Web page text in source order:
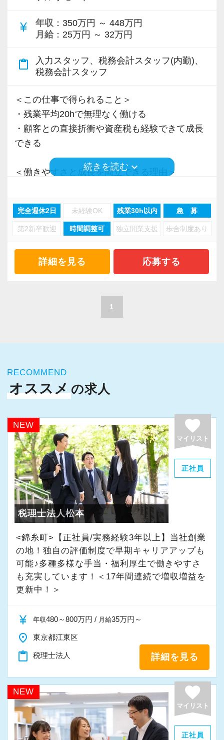
Q. 当事務所を選んだ理由は？
A. 幅広い業務を経験できる点に魅力を感じ、入
所を決めました。
A. さまざまな業務を任せてもらえるので、以前
より成長スピードが上がったと感じています。
Q. 職場の雰囲気は？
A. 上司や先輩に相談しやすく、風通しの良い職
場だと感じています。
・税務経験を活かして成長したい方
・キャリアアップ志向のある方
・顧客対応や提案業務に挑戦したい方
・資産税など専門性を高めたい方
・納得後に選考へ進めます
・入社時期は柔軟に対応
・半年～1年の調整も可能
まずはカジュアル面談からでも歓迎です
「応募する」からお気軽にご連絡ください。
currency_yen 年収 ：350万円 ～ 448万円
月給 ：25万円 ～ 32万円
content_paste
入力スタッフ、税務会計スタッフ(内勤)、
税務会計スタッフ
＜この仕事で得られること＞
・残業平均20hで無理なく働ける
・顧客との直接折衝や資産税も経験できて成長
できる
＜働きやすさと成長を両立できる理由＞
・分業体制で業務負担を軽減
・顧客対応や提案業務に集中可能
・資産税や相続など専門性の高い案件あり
・経験値が自然と積み上がる環境
・年間休日125日以上
・全席デュアルモニタ完備
・クライアント2500社以上
・9割が紹介の安定基盤
・一般企業～医療・学校法人まで対応
・個人～大企業まで幅広く経験可能
・税務顧問＋資産税に関与
・相続／事業承継／M&Aにも対応
＜成長中の税理士法人＞
・全国14拠点で事業展開
・従業員240名以上に拡大
・会計・税務・財務・労務まで対応
・専門家が在籍しワンストップ支援
・書籍購入費／研修費は全額会社負担
・隔月で税法・実務の学習会あり
・資格取得を目指す社員が多数
＜募集の背景＞
・事業拡大に伴う増員募集
・組織力強化に向けた採用
・将来の中核人材を募集
続きを読むkeyboard_arrow_down
完全週休2日 未経験OK 残業30h以内 急 募
第2新卒歓迎 時間調整可 独立開業支援 歩合制度あり
詳細を見る 応募する
1
RECOMMEND
オススメの求人
NEW favorite
マイリスト
正社員
税理士法人松本
<錦糸町>【正社員/実務経験3年以上】当社創業
の地！独自の評価制度で早期キャリアアップも
可能♪多種多様な手当・福利厚生で働きやすさ
も充実しています！＜17年間連続で増収増益を
更新中！＞
currency_yen 年収480～800万円 / 月給35万円～
place 東京都江東区
content_paste 税理士法人 詳細を見る
NEW favorite
マイリスト
正社員